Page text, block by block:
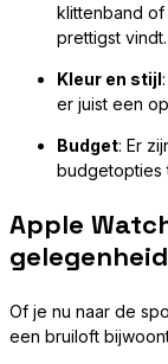
klittenband of
prettigst vindt.
Kleur en stijl
er juist een
Budget: Er
budgetopties
Apple
gelegenheid
Of je nu naar de
een bruiloft